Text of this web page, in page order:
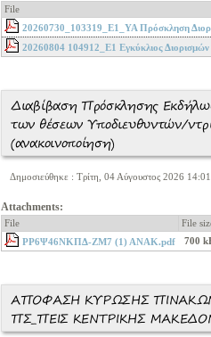
File
20260730_103319_Ε1_ΥΑ Πρόσκληση
20260804 104912_Ε1 Εγκύκλιος
Διαβίβαση Πρόσκλησης
των θέσεων Υποδιευθυντών/
(ανακοινοποίηση)
Δημοσιεύθηκε : Τρίτη, 04 Αύγουστος 2026 14:01
Attachments:
File
File
ΡΡ6Ψ46ΝΚΠΔ-ΖΜ7 (1) ΑΝΑΚ.pdf
700
ΑΠΟΦΑΣΗ ΚΥΡΩΣΗΣ
ΠΣ_ΠΕΙΣ ΚΕΝΤΡΙΚΗΣ